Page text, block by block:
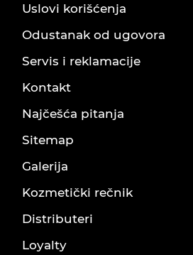
Uslovi korišćenja
Odustanak od ugovora
Servis i reklamacije
Kontakt
Najčešća pitanja
Sitemap
Galerija
Kozmetički rečnik
Distributeri
Loyalty